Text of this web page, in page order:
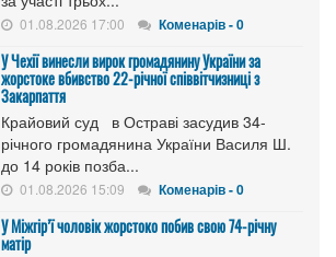
01.08.2026 17:00 Коменарів - 0
У Чехії винесли вирок громадянину України за
жорстоке вбивство 22-річної співвітчизниці з
Закарпаття
Крайовий суд в Остраві засудив 34-
річного громадянина України Василя Ш.
до 14 років позба...
01.08.2026 15:09 Коменарів - 0
У Міжгір’ї чоловік жорстоко побив свою 74-річну
матір